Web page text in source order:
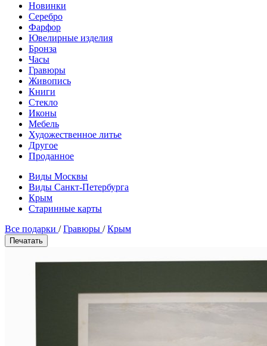
Новинки
Серебро
Фарфор
Ювелирные изделия
Бронза
Часы
Гравюры
Живопись
Книги
Стекло
Иконы
Мебель
Художественное литье
Другое
Проданное
Виды Москвы
Виды Санкт-Петербурга
Крым
Старинные карты
Все подарки /Гравюры /Крым